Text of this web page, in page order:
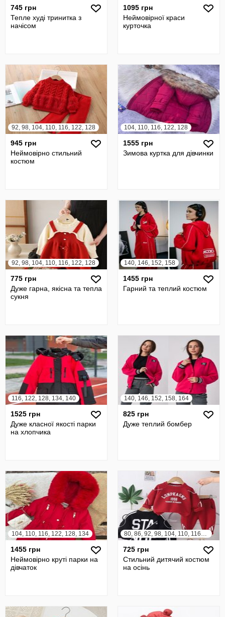
745 грн
Тепле худі тринитка з
начісом
1095 грн
Неймовірної краси
курточка
92, 98, 104, 110, 116, 122, 128
945 грн
Неймовірно стильний
костюм
104, 110, 116, 122, 128
1555 грн
Зимова куртка для дівчинки
92, 98, 104, 110, 116, 122, 128
775 грн
Дуже гарна, якісна та тепла
сукня
140, 146, 152, 158
1455 грн
Гарний та теплий костюм
116, 122, 128, 134, 140
1525 грн
Дуже класної якості парки
на хлопчика
140, 146, 152, 158, 164
825 грн
Дуже теплий бомбер
104, 110, 116, 122, 128, 134
1455 грн
Неймовірно круті парки на
дівчаток
80, 86, 92, 98, 104, 110, 116, 122
725 грн
Стильний дитячий костюм
на осінь